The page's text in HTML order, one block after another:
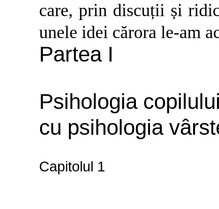
care, prin discuții și
unele idei cărora le-am
Partea I
Psihologia
cu psihologia
Capitolul 1